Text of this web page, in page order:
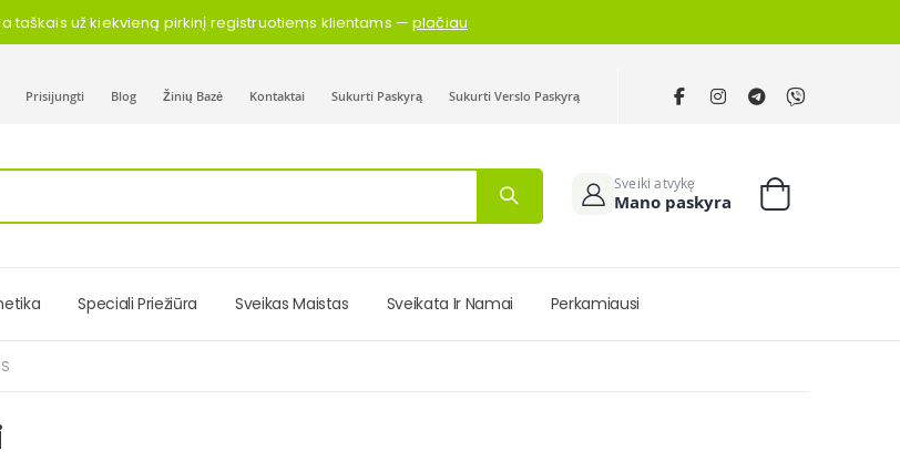
taškais už kiekvieną pirkinį registruotiems klientams —plačiau
Sukurti Verslo Paskyrą
Prisijungti Blog Žinių Bazė Kontaktai Sukurti Paskyrą
Sveiki atvykę
Mano paskyra Cart
Speciali Priežiūra Sveikas Maistas Sveikata Ir Namai Perkamiausi